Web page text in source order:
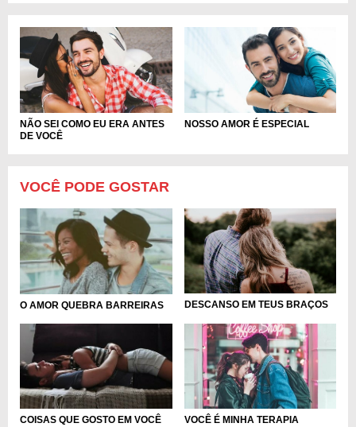
NÃO SEI COMO EU ERA ANTES
DE VOCÊ
NOSSO AMOR É ESPECIAL
VOCÊ PODE GOSTAR
O AMOR QUEBRA BARREIRAS DESCANSO EM TEUS BRAÇOS
COISAS QUE GOSTO EM VOCÊ VOCÊ É MINHA TERAPIA